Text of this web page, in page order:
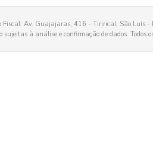
Fiscal: Av. Guajajaras, 416 - Tirirical, São Luís
à análise e confirmação de dados. Todos